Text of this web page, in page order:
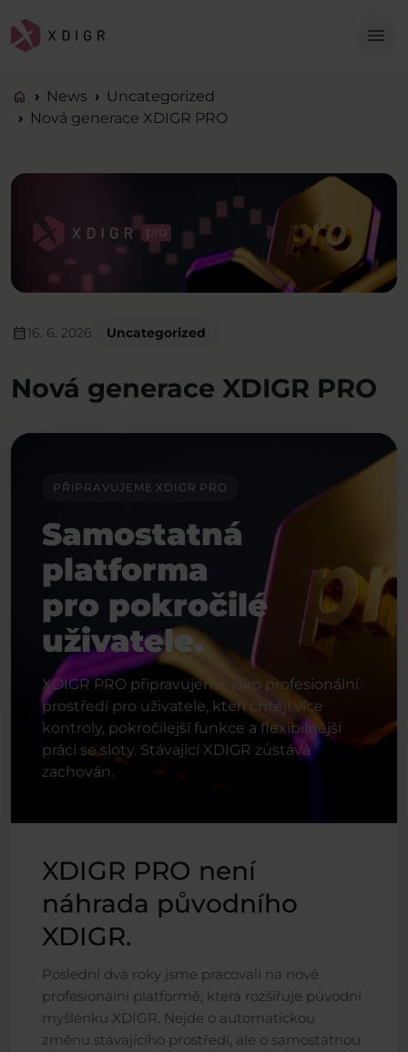
menu
home News
Uncategorized
Nová generace XDIGR PRO
calendar_month16. 6. 2026 Uncategorized
Nová generace XDIGR PRO
PŘIPRAVUJEME XDIGR PRO
Samostatná
platforma
pro pokročilé
uživatele.
XDIGR PRO připravujeme jako profesionální
prostředí pro uživatele, kteří chtějí více
kontroly, pokročilejší funkce a flexibilnější
práci se sloty. Stávající XDIGR zůstává
zachován.
XDIGR PRO není
náhrada původního
XDIGR.
Poslední dva roky jsme pracovali na nové
profesionální platformě, která rozšiřuje původní
myšlenku XDIGR. Nejde o automatickou
změnu stávajícího prostředí, ale o samostatnou